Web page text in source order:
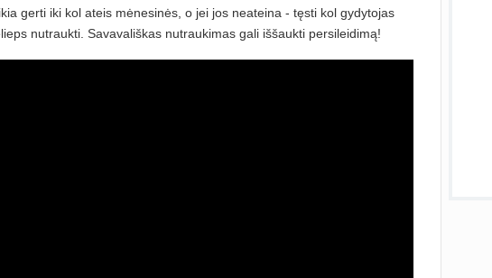
gerti iki kol ateis mėnesinės, o jei jos neateina - tęsti kol gydytojas
nutraukti. Savavališkas nutraukimas gali iššaukti persileidimą!